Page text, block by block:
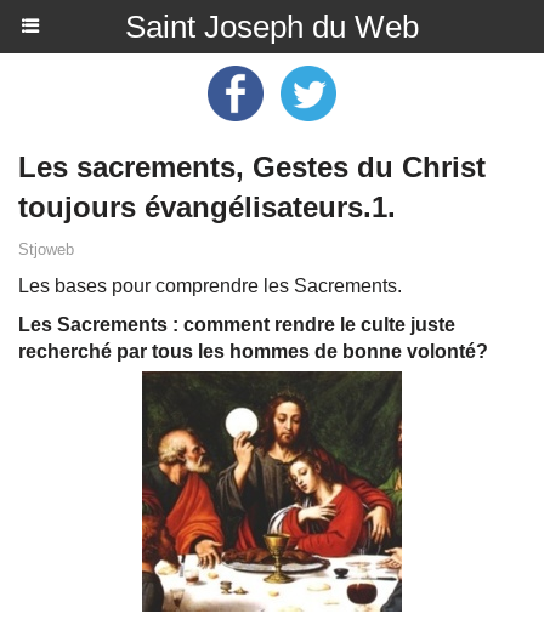
Saint Joseph du Web
Les sacrements, Gestes du Christ
toujours évangélisateurs.1.
Stjoweb
Les bases pour comprendre les Sacrements.
Les Sacrements : comment rendre le culte juste
recherché par tous les hommes de bonne volonté?